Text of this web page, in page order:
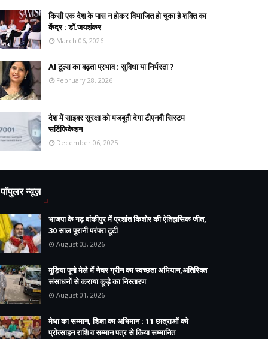
किसी एक देश के पास न होकर विभाजित हो चुका है शक्ति का
केंद्र : डॉ.जयशंकर
March 06, 2026
AI टूल्स का बढ़ता प्रभाव : सुविधा या निर्भरता ?
February 28, 2026
देश में साइबर सुरक्षा को मजबूती देगा टीएनवी सिस्टम
सर्टिफिकेशन
December 06, 2025
पॉपुलर न्यूज़
भाजपा के गढ़ बांकीपुर में प्रशांत किशोर की ऐतिहासिक जीत,
30 साल पुरानी परंपरा टूटी
August 03, 2026
मुड़िया पूनो मेले में नेचर ग्रीन का स्वच्छता अभियान,अतिरिक्त
संसाधनों से कराया कूड़े का निस्तारण
August 01, 2026
मेधा का सम्मान, शिक्षा का अभिमान : 11 छात्राओं को
प्रोत्साहन राशि व सम्मान पत्र से किया सम्मानित